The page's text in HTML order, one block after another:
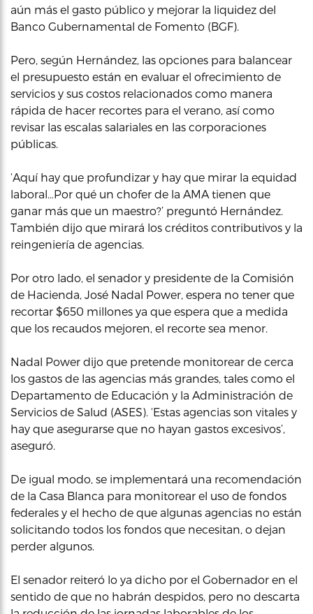
aún más el gasto público y mejorar la liquidez del
Banco Gubernamental de Fomento (BGF).
Pero, según Hernández, las opciones para balancear
el presupuesto están en evaluar el ofrecimiento de
servicios y sus costos relacionados como manera
rápida de hacer recortes para el verano, así como
revisar las escalas salariales en las corporaciones
públicas.
‘Aquí hay que profundizar y hay que mirar la equidad
laboral…Por qué un chofer de la AMA tienen que
ganar más que un maestro?’ preguntó Hernández.
También dijo que mirará los créditos contributivos y la
reingeniería de agencias.
Por otro lado, el senador y presidente de la Comisión
de Hacienda, José Nadal Power, espera no tener que
recortar $650 millones ya que espera que a medida
que los recaudos mejoren, el recorte sea menor.
Nadal Power dijo que pretende monitorear de cerca
los gastos de las agencias más grandes, tales como el
Departamento de Educación y la Administración de
Servicios de Salud (ASES). ‘Estas agencias son vitales y
hay que asegurarse que no hayan gastos excesivos’,
aseguró.
De igual modo, se implementará una recomendación
de la Casa Blanca para monitorear el uso de fondos
federales y el hecho de que algunas agencias no están
solicitando todos los fondos que necesitan, o dejan
perder algunos.
El senador reiteró lo ya dicho por el Gobernador en el
sentido de que no habrán despidos, pero no descarta